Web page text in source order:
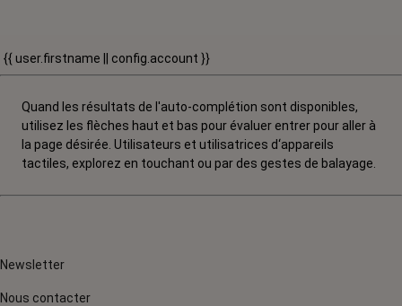
{{ user.firstname || config.account }}
Quand les résultats de l'auto-complétion sont disponibles,
utilisez les flèches haut et bas pour évaluer entrer pour aller à
la page désirée. Utilisateurs et utilisatrices d‘appareils
tactiles, explorez en touchant ou par des gestes de balayage.
Newsletter
Nous contacter